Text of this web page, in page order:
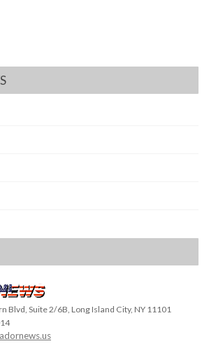
Blvd, Suite 2/6B, Long Island City, NY 11101